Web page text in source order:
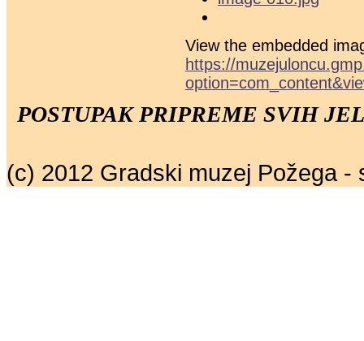
View the embedded
https://
POSTUPAK PRIPREME SVIH
(c) 2012 Gradski muzej Požega -